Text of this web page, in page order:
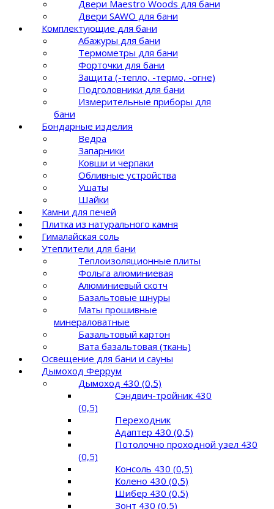
Двери Maestro Woods для бани
Двери SAWO для бани
Комплектующие для бани
Абажуры для бани
Термометры для бани
Форточки для бани
Защита (-тепло, -термо, -огне)
Подголовники для бани
Измерительные приборы для
бани
Бондарные изделия
Ведра
Запарники
Ковши и черпаки
Обливные устройства
Ушаты
Шайки
Камни для печей
Плитка из натурального камня
Гималайская соль
Утеплители для бани
Теплоизоляционные плиты
Фольга алюминиевая
Алюминиевый скотч
Базальтовые шнуры
Маты прошивные
минераловатные
Базальтовый картон
Вата базальтовая (ткань)
Освещение для бани и сауны
Дымоход Феррум
Дымоход 430 (0,5)
Сэндвич-тройник 430
(0,5)
Переходник
Адаптер 430 (0,5)
Потолочно проходной узел 430
(0,5)
Консоль 430 (0,5)
Колено 430 (0,5)
Шибер 430 (0,5)
Зонт 430 (0,5)